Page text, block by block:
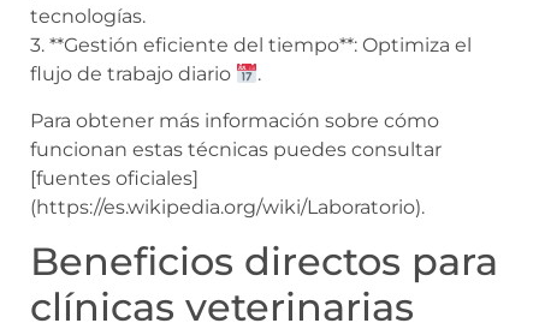
tecnologías.
3. **Gestión eficiente del tiempo**: Optimiza el
flujo de trabajo diario
.
Para obtener más información sobre cómo
funcionan estas técnicas puedes consultar
[fuentes oficiales]
(https://es.wikipedia.org/wiki/Laboratorio).
Beneficios directos para
clínicas veterinarias